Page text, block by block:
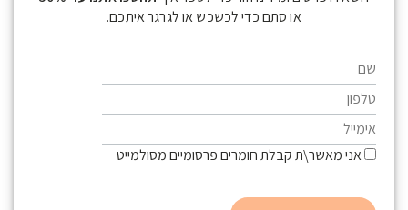
או סתם כדי לכשכש או לגרגר איתכם.
אני מאשר\ת קבלת חומרים פרסומיים מסולמייט